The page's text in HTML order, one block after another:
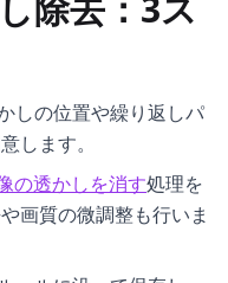
しの位置や繰り返しパ
します。
の透かしを消す処理を
画質の微調整も行いま